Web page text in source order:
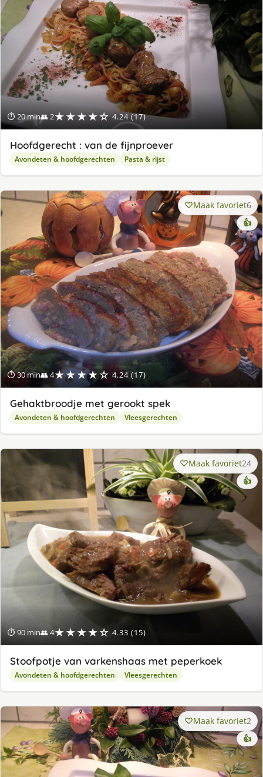
⏱ 20 min👥 2★★★★☆ 4.24 (17)
Hoofdgerecht : van de fijnproever
Avondeten & hoofdgerechten Pasta & rijst
⏱ 30 min👥 4★★★★☆ 4.24 (17)
Maak favoriet6
👍
Gehaktbroodje met gerookt spek
Avondeten & hoofdgerechten Vleesgerechten
⏱ 90 min👥 4★★★★☆ 4.33 (15)
Maak favoriet24
👍
Stoofpotje van varkenshaas met peperkoek
Avondeten & hoofdgerechten Vleesgerechten
Maak favoriet2
👍